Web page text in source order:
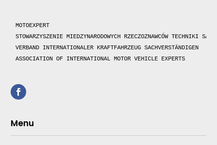
MOTOEXPERT
STOWARZYSZENIE MIEDZYNARODOWYCH RZECZOZNAWCÓW TECHNIKI
VERBAND INTERNATIONALER KRAFTFAHRZEUG SACHVERSTÄNDIGEN
ASSOCIATION OF INTERNATIONAL MOTOR VEHICLE EXPERTS
Menu